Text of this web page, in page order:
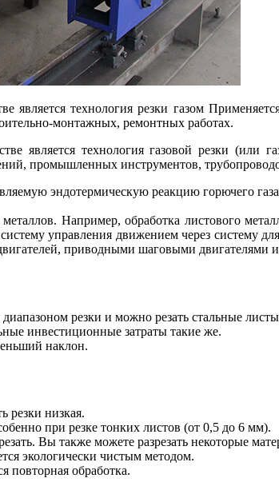
является технология резки газом
монтажных, ремонтных работах.
является технология газовой резки (или
промышленных инструментов,
эндотермическую реакцию горючего
Например, обработка листового
управления движением через систему
приводными шаговыми двигателями
резки и можно резать стальные
инвестиционные затраты такие же.
наклон.
резки низкая.
при резке тонких листов (от 0,5 до 6 мм).
Вы также можете разрезать некоторые
экологически чистым методом.
повторная обработка.